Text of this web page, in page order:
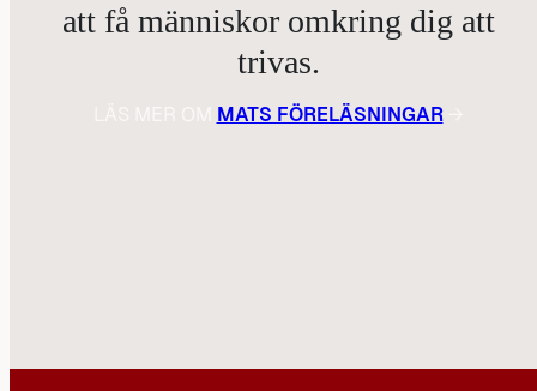
att få människor omkring dig att
trivas.
MATS FÖRELÄSNINGAR→